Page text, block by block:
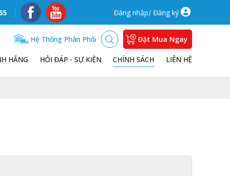
Đăng nhập/ Đăng ký
Hệ Thống Phân Phối Đặt Mua Ngay
HÃNG HỎI ĐÁP - SỰ KIỆN CHÍNH SÁCH LIÊN HỆ